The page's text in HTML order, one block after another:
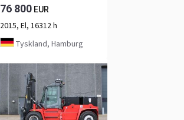
76 800 EUR
2015, El, 16312 h
Tyskland, Hamburg